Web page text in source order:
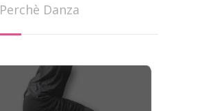
Perchè Danza